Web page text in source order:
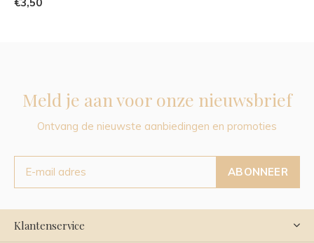
Meld je aan voor onze nieuwsbrief
Ontvang de nieuwste aanbiedingen en promoties
ABONNEER
Klantenservice